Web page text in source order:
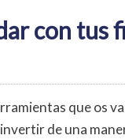
con tus
que os
de una